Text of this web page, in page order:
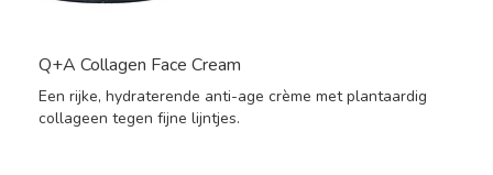
Q+A Collagen Face Cream
Een rijke, hydraterende anti-age crème met plantaardig
collageen tegen fijne lijntjes.